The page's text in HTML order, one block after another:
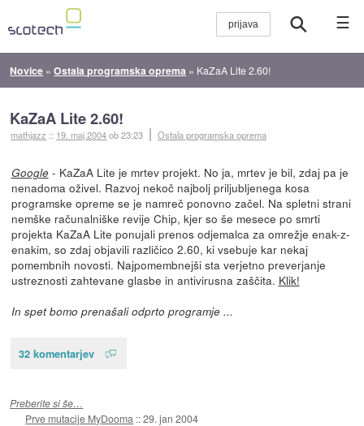
☰
Novice »Ostala programska oprema » KaZaA Lite 2.60!
KaZaA Lite 2.60!
mathjazz :: 19. maj 2004ob 23:23 Ostala programska oprema
Google- KaZaA Lite je mrtev projekt. No ja, mrtev je bil, zdaj pa je
nenadoma oživel. Razvoj nekoč najbolj priljubljenega kosa
programske opreme se je namreč ponovno začel. Na spletni strani
nemške računalniške revije Chip, kjer so še mesece po smrti
projekta KaZaA Lite ponujali prenos odjemalca za omrežje enak-z-
enakim, so zdaj objavili različico 2.60, ki vsebuje kar nekaj
pomembnih novosti. Najpomembnejši sta verjetno preverjanje
ustreznosti zahtevane glasbe in antivirusna zaščita. Klik!
In spet bomo prenašali odprto programje ...
32 komentarjev
Preberite si še…
Prve mutacije MyDooma ::29. jan 2004